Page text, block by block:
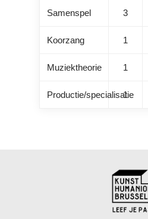
Samenspel 3
Koorzang 1
Muziektheorie 1
Productie/specialisatie
1